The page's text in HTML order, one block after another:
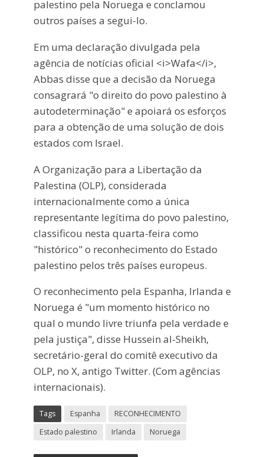
palestino pela Noruega e conclamou
outros países a segui-lo.
Em uma declaração divulgada pela
agência de notícias oficial <i>Wafa</i>,
Abbas disse que a decisão da Noruega
consagrará "o direito do povo palestino à
autodeterminação" e apoiará os esforços
para a obtenção de uma solução de dois
estados com Israel.
A Organização para a Libertação da
Palestina (OLP), considerada
internacionalmente como a única
representante legítima do povo palestino,
classificou nesta quarta-feira como
"histórico" o reconhecimento do Estado
palestino pelos três países europeus.
O reconhecimento pela Espanha, Irlanda e
Noruega é "um momento histórico no
qual o mundo livre triunfa pela verdade e
pela justiça", disse Hussein al-Sheikh,
secretário-geral do comitê executivo da
OLP, no X, antigo Twitter. (Com agências
internacionais).
Tags Espanha
RECONHECIMENTO
Estado palestino
Irlanda Noruega